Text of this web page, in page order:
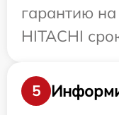
гарантию на
HITACHI
5